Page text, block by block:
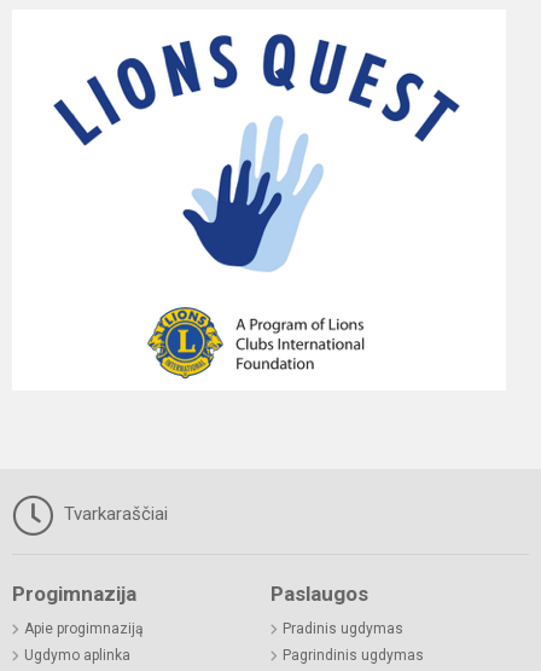
Tvarkaraščiai
Progimnazija
Apie progimnaziją
Ugdymo aplinka
Paslaugos
Pradinis ugdymas
Pagrindinis ugdymas